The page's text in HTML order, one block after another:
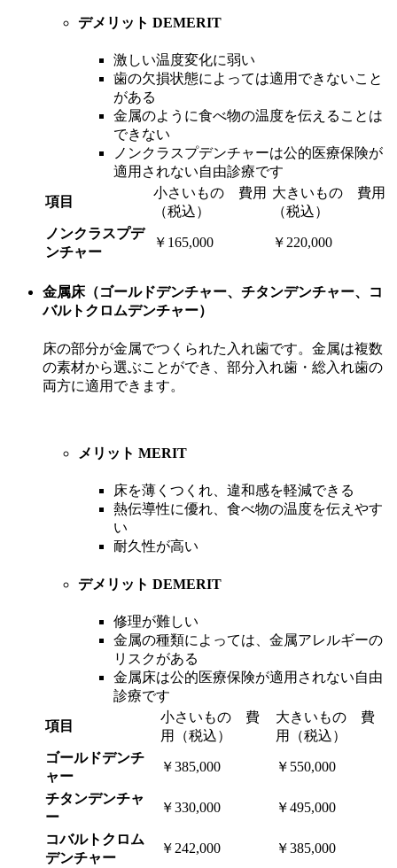
デメリット DEMERIT
激しい温度変化に弱い
歯の欠損状態によっては適用できないこと
がある
金属のように食べ物の温度を伝えることは
できない
ノンクラスプデンチャーは公的医療保険が
適用されない自由診療です
項目
小さいもの 費用
（税込）
大きいもの 費用
（税込）
ノンクラスプデ
ンチャー
￥165,000 ￥220,000
金属床（ゴールドデンチャー、チタンデンチャー、コ
バルトクロムデンチャー）
床の部分が金属でつくられた入れ歯です。金属は複数
の素材から選ぶことができ、部分入れ歯・総入れ歯の
両方に適用できます。
メリット MERIT
床を薄くつくれ、違和感を軽減できる
熱伝導性に優れ、食べ物の温度を伝えやす
い
耐久性が高い
デメリット DEMERIT
修理が難しい
金属の種類によっては、金属アレルギーの
リスクがある
金属床は公的医療保険が適用されない自由
診療です
項目
小さいもの 費
用（税込）
大きいもの 費
用（税込）
ゴールドデンチ
ャー
￥385,000 ￥550,000
チタンデンチャ
ー
￥330,000 ￥495,000
コバルトクロム
デンチャー
￥242,000 ￥385,000